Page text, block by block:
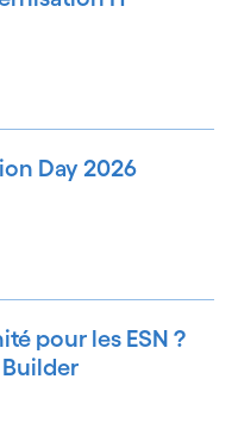
Day 2026
pour les ESN ?
Builder